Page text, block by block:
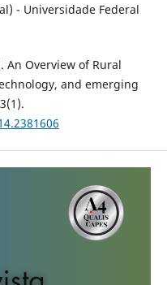
- Universidade Federal
An Overview of Rural
and emerging